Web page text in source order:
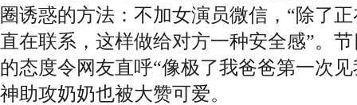
圈诱惑的方法：不加女演员微信，“除了
直在联系，这样做给对方一种安全感”。
的态度令网友直呼“像极了我爸爸第一次
神助攻奶奶也被大赞可爱。